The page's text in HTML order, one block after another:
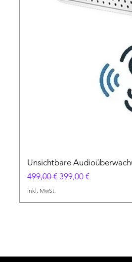
Unsichtbare
Standardpreis
499,00 € Sale-Preis
399,00 €
inkl. MwSt.